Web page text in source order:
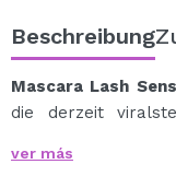
Beschreibung
Mascara Lash
die derzeit
Diese unglaubliche
ver más